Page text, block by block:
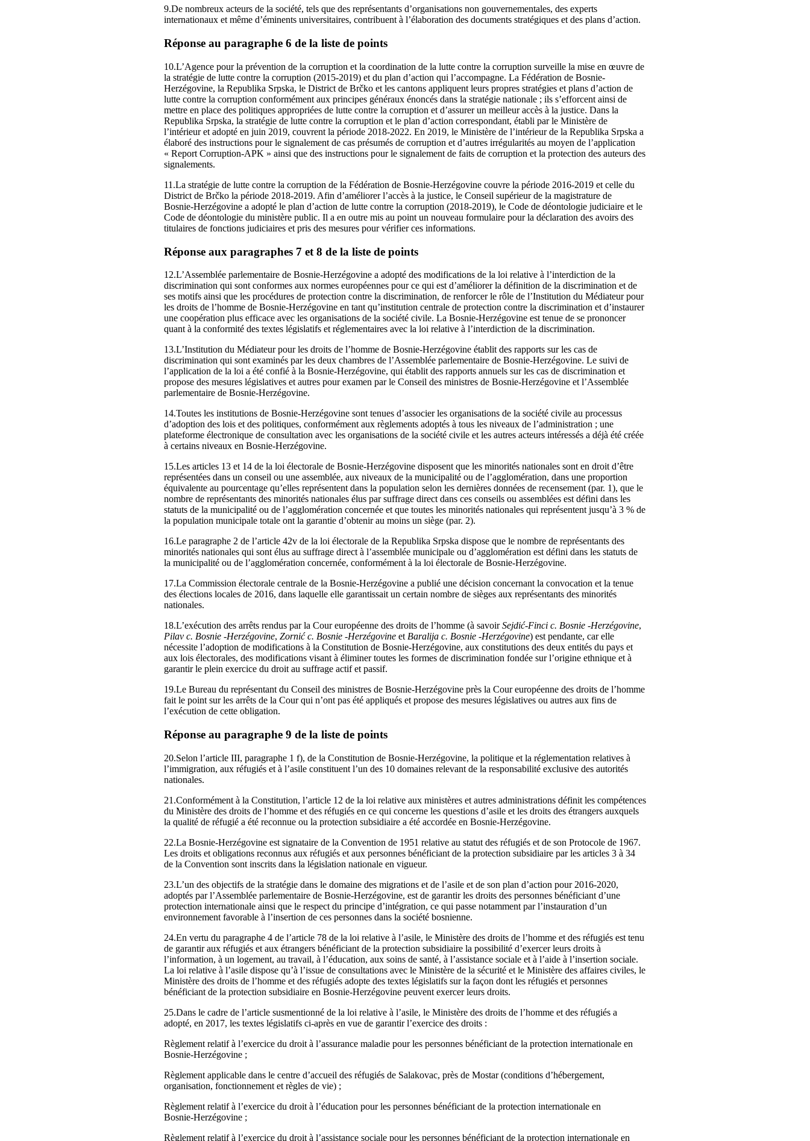
9.De nombreux acteurs de la société, tels que des représentants d’organisations non gouvernementales, des experts
internationaux et même d’éminents universitaires, contribuent à l’élaboration des documents stratégiques et des plans d’action.
Réponse au paragraphe 6 de la liste de points
10.L’Agence pour la prévention de la corruption et la coordination de la lutte contre la corruption surveille la mise en œuvre de
la stratégie de lutte contre la corruption (2015‑2019) et du plan d’action qui l’accompagne. La Fédération de Bosnie-
Herzégovine, la Republika Srpska, le District de Brčko et les cantons appliquent leurs propres stratégies et plans d’action de
lutte contre la corruption conformément aux principes généraux énoncés dans la stratégie nationale ; ils s’efforcent ainsi de
mettre en place des politiques appropriées de lutte contre la corruption et d’assurer un meilleur accès à la justice. Dans la
Republika Srpska, la stratégie de lutte contre la corruption et le plan d’action correspondant, établi par le Ministère de
l’intérieur et adopté en juin 2019, couvrent la période 2018-2022. En 2019, le Ministère de l’intérieur de la Republika Srpska a
élaboré des instructions pour le signalement de cas présumés de corruption et d’autres irrégularités au moyen de l’application
« Report Corruption-APK » ainsi que des instructions pour le signalement de faits de corruption et la protection des auteurs des
signalements.
11.La stratégie de lutte contre la corruption de la Fédération de Bosnie-Herzégovine couvre la période 2016-2019 et celle du
District de Brčko la période 2018-2019. Afin d’améliorer l’accès à la justice, le Conseil supérieur de la magistrature de
Bosnie‑Herzégovine a adopté le plan d’action de lutte contre la corruption (2018-2019), le Code de déontologie judiciaire et le
Code de déontologie du ministère public. Il a en outre mis au point un nouveau formulaire pour la déclaration des avoirs des
titulaires de fonctions judiciaires et pris des mesures pour vérifier ces informations.
Réponse aux paragraphes 7 et 8 de la liste de points
12.L’Assemblée parlementaire de Bosnie-Herzégovine a adopté des modifications de la loi relative à l’interdiction de la
discrimination qui sont conformes aux normes européennes pour ce qui est d’améliorer la définition de la discrimination et de
ses motifs ainsi que les procédures de protection contre la discrimination, de renforcer le rôle de l’Institution du Médiateur pour
les droits de l’homme de Bosnie‑Herzégovine en tant qu’institution centrale de protection contre la discrimination et d’instaurer
une coopération plus efficace avec les organisations de la société civile. La Bosnie-Herzégovine est tenue de se prononcer
quant à la conformité des textes législatifs et réglementaires avec la loi relative à l’interdiction de la discrimination.
13.L’Institution du Médiateur pour les droits de l’homme de Bosnie-Herzégovine établit des rapports sur les cas de
discrimination qui sont examinés par les deux chambres de l’Assemblée parlementaire de Bosnie-Herzégovine. Le suivi de
l’application de la loi a été confié à la Bosnie-Herzégovine, qui établit des rapports annuels sur les cas de discrimination et
propose des mesures législatives et autres pour examen par le Conseil des ministres de Bosnie-Herzégovine et l’Assemblée
parlementaire de Bosnie-Herzégovine.
14.Toutes les institutions de Bosnie-Herzégovine sont tenues d’associer les organisations de la société civile au processus
d’adoption des lois et des politiques, conformément aux règlements adoptés à tous les niveaux de l’administration ; une
plateforme électronique de consultation avec les organisations de la société civile et les autres acteurs intéressés a déjà été créée
à certains niveaux en Bosnie‑Herzégovine.
15.Les articles 13 et 14 de la loi électorale de Bosnie‑Herzégovine disposent que les minorités nationales sont en droit d’être
représentées dans un conseil ou une assemblée, aux niveaux de la municipalité ou de l’agglomération, dans une proportion
équivalente au pourcentage qu’elles représentent dans la population selon les dernières données de recensement (par. 1), que le
nombre de représentants des minorités nationales élus par suffrage direct dans ces conseils ou assemblées est défini dans les
statuts de la municipalité ou de l’agglomération concernée et que toutes les minorités nationales qui représentent jusqu’à 3 % de
la population municipale totale ont la garantie d’obtenir au moins un siège (par. 2).
16.Le paragraphe 2 de l’article 42v de la loi électorale de la Republika Srpska dispose que le nombre de représentants des
minorités nationales qui sont élus au suffrage direct à l’assemblée municipale ou d’agglomération est défini dans les statuts de
la municipalité ou de l’agglomération concernée, conformément à la loi électorale de Bosnie‑Herzégovine.
17.La Commission électorale centrale de la Bosnie-Herzégovine a publié une décision concernant la convocation et la tenue
des élections locales de 2016, dans laquelle elle garantissait un certain nombre de sièges aux représentants des minorités
nationales.
18.L’exécution des arrêts rendus par la Cour européenne des droits de l’homme (à savoirSejdić-Finci c. Bosnie ‑Herzégovine,
Pilav c. Bosnie ‑Herzégovine, Zornić c. Bosnie ‑Herzégovine et Baralija c. Bosnie ‑Herzégovine) est pendante, car elle
nécessite l’adoption de modifications à la Constitution de Bosnie-Herzégovine, aux constitutions des deux entités du pays et
aux lois électorales, des modifications visant à éliminer toutes les formes de discrimination fondée sur l’origine ethnique et à
garantir le plein exercice du droit au suffrage actif et passif.
19.Le Bureau du représentant du Conseil des ministres de Bosnie-Herzégovine près la Cour européenne des droits de l’homme
fait le point sur les arrêts de la Cour qui n’ont pas été appliqués et propose des mesures législatives ou autres aux fins de
l’exécution de cette obligation.
Réponse au paragraphe 9 de la liste de points
20.Selon l’article III, paragraphe 1 f), de la Constitution de Bosnie-Herzégovine, la politique et la réglementation relatives à
l’immigration, aux réfugiés et à l’asile constituent l’un des 10 domaines relevant de la responsabilité exclusive des autorités
nationales.
21.Conformément à la Constitution, l’article 12 de la loi relative aux ministères et autres administrations définit les compétences
du Ministère des droits de l’homme et des réfugiés en ce qui concerne les questions d’asile et les droits des étrangers auxquels
la qualité de réfugié a été reconnue ou la protection subsidiaire a été accordée en Bosnie‑Herzégovine.
22.La Bosnie-Herzégovine est signataire de la Convention de 1951 relative au statut des réfugiés et de son Protocole de 1967.
Les droits et obligations reconnus aux réfugiés et aux personnes bénéficiant de la protection subsidiaire par les articles 3 à 34
de la Convention sont inscrits dans la législation nationale en vigueur.
23.L’un des objectifs de la stratégie dans le domaine des migrations et de l’asile et de son plan d’action pour 2016-2020,
adoptés par l’Assemblée parlementaire de Bosnie‑Herzégovine, est de garantir les droits des personnes bénéficiant d’une
protection internationale ainsi que le respect du principe d’intégration, ce qui passe notamment par l’instauration d’un
environnement favorable à l’insertion de ces personnes dans la société bosnienne.
24.En vertu du paragraphe 4 de l’article 78 de la loi relative à l’asile, le Ministère des droits de l’homme et des réfugiés est tenu
de garantir aux réfugiés et aux étrangers bénéficiant de la protection subsidiaire la possibilité d’exercer leurs droits à
l’information, à un logement, au travail, à l’éducation, aux soins de santé, à l’assistance sociale et à l’aide à l’insertion sociale.
La loi relative à l’asile dispose qu’à l’issue de consultations avec le Ministère de la sécurité et le Ministère des affaires civiles, le
Ministère des droits de l’homme et des réfugiés adopte des textes législatifs sur la façon dont les réfugiés et personnes
bénéficiant de la protection subsidiaire en Bosnie-Herzégovine peuvent exercer leurs droits.
25.Dans le cadre de l’article susmentionné de la loi relative à l’asile, le Ministère des droits de l’homme et des réfugiés a
adopté, en 2017, les textes législatifs ci-après en vue de garantir l’exercice des droits :
Règlement relatif à l’exercice du droit à l’assurance maladie pour les personnes bénéficiant de la protection internationale en
Bosnie‑Herzégovine ;
Règlement applicable dans le centre d’accueil des réfugiés de Salakovac, près de Mostar (conditions d’hébergement,
organisation, fonctionnement et règles de vie) ;
Règlement relatif à l’exercice du droit à l’éducation pour les personnes bénéficiant de la protection internationale en
Bosnie‑Herzégovine ;
Règlement relatif à l’exercice du droit à l’assistance sociale pour les personnes bénéficiant de la protection internationale en